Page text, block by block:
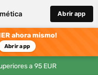
Abrir app
ahora mismo!
Abrir app
a 95 EUR